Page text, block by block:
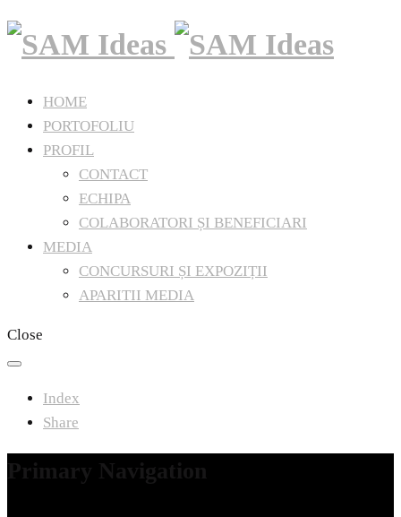
HOME
PORTOFOLIU
PROFIL
CONTACT
ECHIPA
COLABORATORI ȘI BENEFICIARI
MEDIA
CONCURSURI ȘI EXPOZIȚII
APARITII MEDIA
Close
Index
Share